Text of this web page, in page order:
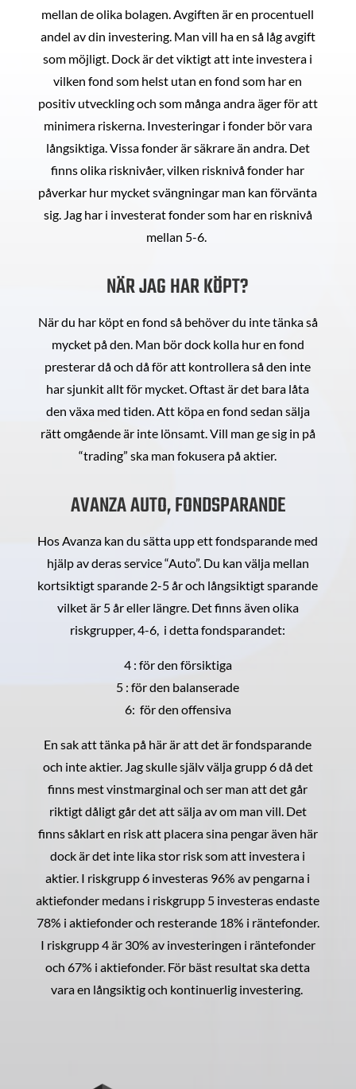
mellan de olika bolagen. Avgiften är en procentuell
andel av din investering. Man vill ha en så låg avgift
som möjligt. Dock är det viktigt att inte investera i
vilken fond som helst utan en fond som har en
positiv utveckling och som många andra äger för att
minimera riskerna. Investeringar i fonder bör vara
långsiktiga. Vissa fonder är säkrare än andra. Det
finns olika risknivåer, vilken risknivå fonder har
påverkar hur mycket svängningar man kan förvänta
sig. Jag har i investerat fonder som har en risknivå
mellan 5-6.
NÄR JAG HAR KÖPT?
När du har köpt en fond så behöver du inte tänka så
mycket på den. Man bör dock kolla hur en fond
presterar då och då för att kontrollera så den inte
har sjunkit allt för mycket. Oftast är det bara låta
den växa med tiden. Att köpa en fond sedan sälja
rätt omgående är inte lönsamt. Vill man ge sig in på
“trading” ska man fokusera på aktier.
AVANZA AUTO, FONDSPARANDE
Hos Avanza kan du sätta upp ett fondsparande med
hjälp av deras service “Auto”. Du kan välja mellan
kortsiktigt sparande 2-5 år och långsiktigt sparande
vilket är 5 år eller längre. Det finns även olika
riskgrupper, 4-6, i detta fondsparandet:
4 : för den försiktiga
5 : för den balanserade
6: för den offensiva
En sak att tänka på här är att det är fondsparande
och inte aktier. Jag skulle själv välja grupp 6 då det
finns mest vinstmarginal och ser man att det går
riktigt dåligt går det att sälja av om man vill. Det
finns såklart en risk att placera sina pengar även här
dock är det inte lika stor risk som att investera i
aktier. I riskgrupp 6 investeras 96% av pengarna i
aktiefonder medans i riskgrupp 5 investeras endaste
78% i aktiefonder och resterande 18% i räntefonder.
I riskgrupp 4 är 30% av investeringen i räntefonder
och 67% i aktiefonder. För bäst resultat ska detta
vara en långsiktig och kontinuerlig investering.